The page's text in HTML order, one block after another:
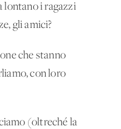
lontano i ragazzi
gli amici?
che stanno
con loro
(oltreché la